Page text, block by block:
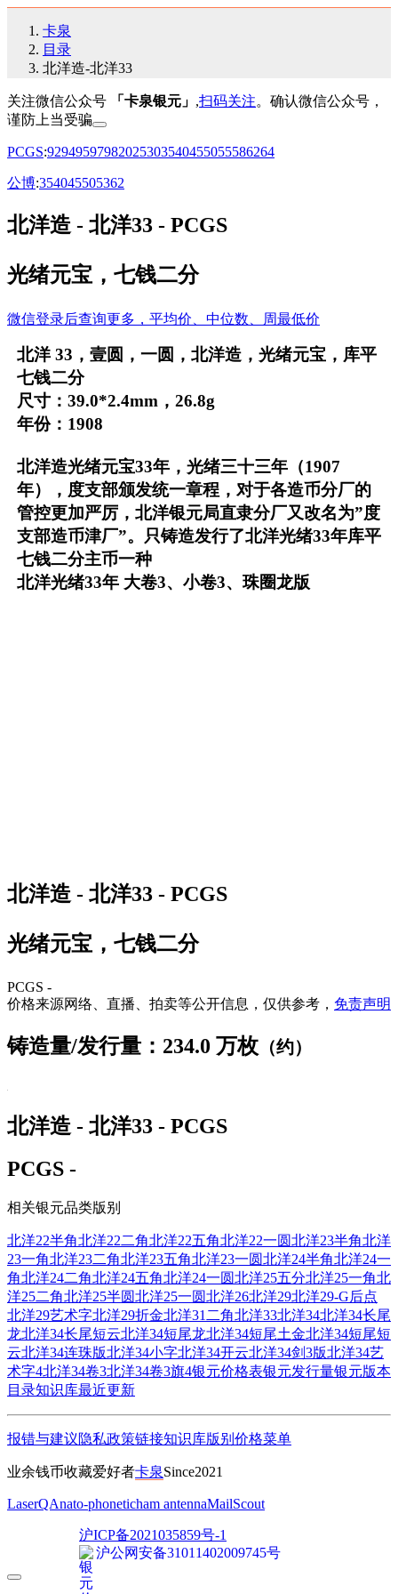
卡泉
目录
北洋造-北洋33
关注微信公众号 「卡泉银元」 ,扫码关注。确认微信公众号，
谨防上当受骗
PCGS:92949597982025303540455055586264
公博:354045505362
北洋造 - 北洋33 - PCGS
光绪元宝，七钱二分
微信登录后查询更多，平均价、中位数、周最低价
北洋 33，壹圆，一圆，北洋造，光绪元宝，库平
七钱二分
尺寸：39.0*2.4mm，26.8g
年份：1908
北洋造光绪元宝33年，光绪三十三年（1907
年），度支部颁发统一章程，对于各造币分厂的
管控更加严厉，北洋银元局直隶分厂又改名为”度
支部造币津厂”。只铸造发行了北洋光绪33年库平
七钱二分主币一种
北洋光绪33年 大卷3、小卷3、珠圈龙版
北洋造 - 北洋33 - PCGS
光绪元宝，七钱二分
PCGS -
价格来源网络、直播、拍卖等公开信息，仅供参考， 免责声明
铸造量/发行量：234.0 万枚 （约）
北洋造 - 北洋33 - PCGS
PCGS -
相关银元品类版别
北洋22半角北洋22二角北洋22五角北洋22一圆北洋23半角北洋
23一角北洋23二角北洋23五角北洋23一圆北洋24半角北洋24一
角北洋24二角北洋24五角北洋24一圆北洋25五分北洋25一角北
洋25二角北洋25半圆北洋25一圆北洋26北洋29北洋29-G后点
北洋29艺术字北洋29折金北洋31二角北洋33北洋34北洋34长尾
龙北洋34长尾短云北洋34短尾龙北洋34短尾土金北洋34短尾短
云北洋34连珠版北洋34小字北洋34开云北洋34剑3版北洋34艺
术字4北洋34卷3北洋34卷3旗4银元价格表银元发行量银元版本
目录知识库最近更新
报错与建议隐私政策链接知识库版别 价格菜单
业余钱币收藏爱好者卡泉Since2021
LaserQAnato-phoneticham antennaMailScout
沪ICP备2021035859号-1
沪公网安备31011402009745号